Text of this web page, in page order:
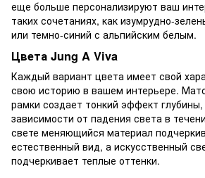
еще больше персонализируют ваш
таких сочетаниях, как изумрудно-
или темно-синий с альпийским белым.
Цвета Jung A Viva
Каждый вариант цвета имеет свой
свою историю в вашем интерьере.
рамки создает тонкий эффект
зависимости от падения света в
свете меняющийся материал
естественный вид, а искусственный
подчеркивает теплые оттенки.